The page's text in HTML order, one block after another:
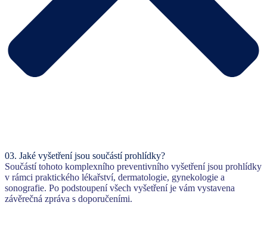
03. Jaké vyšetření jsou součástí prohlídky?
Součástí tohoto komplexního preventivního vyšetření jsou prohlídky
v rámci praktického lékařství, dermatologie, gynekologie a
sonografie. Po podstoupení všech vyšetření je vám vystavena
závěrečná zpráva s doporučeními.